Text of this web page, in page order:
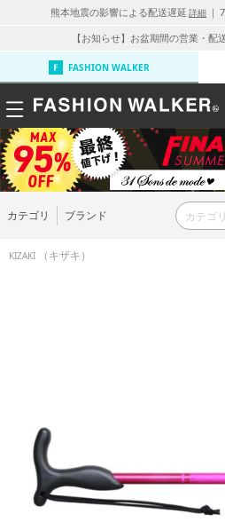
熊本地震の影響による配送遅延 詳細 ｜
【お知らせ】お盆期間の営業・配
FASHION WALKER
カテゴリ ブランド
KIZAKI （キザキ）